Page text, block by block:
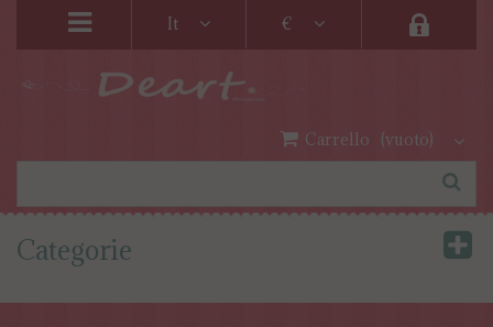
It €
Carrello (vuoto)
Categorie